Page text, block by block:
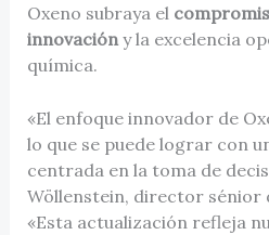
Oxeno subraya el
innovacióny la excelencia
química.
«El enfoque innovador de
lo que se puede lograr con
centrada en la toma de
Wöllenstein, director sénior
«Esta actualización refleja